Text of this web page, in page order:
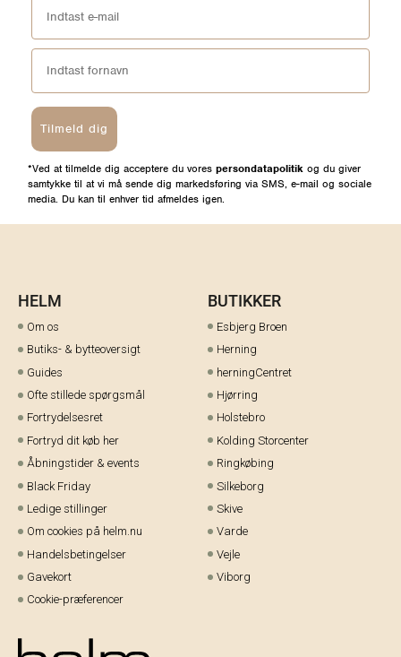
Tilmeld dig
*Ved at tilmelde dig acceptere du vores persondatapolitik og du giver
samtykke til at vi må sende dig markedsføring via SMS, e-mail og sociale
media. Du kan til enhver tid afmeldes igen.
HELM
Om os
Butiks- & bytteoversigt
Guides
Ofte stillede spørgsmål
Fortrydelsesret
Fortryd dit køb her
Åbningstider & events
Black Friday
Ledige stillinger
Om cookies på helm.nu
Handelsbetingelser
Gavekort
Cookie-præferencer
BUTIKKER
Esbjerg Broen
Herning
herningCentret
Hjørring
Holstebro
Kolding Storcenter
Ringkøbing
Silkeborg
Skive
Varde
Vejle
Viborg